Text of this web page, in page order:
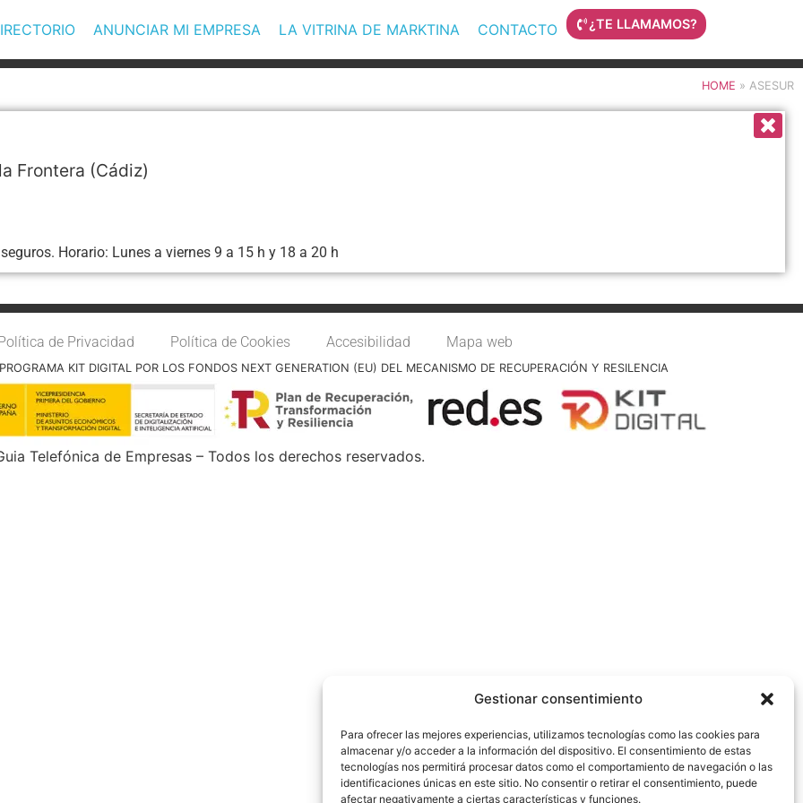
Gestionar consentimiento
Para ofrecer las mejores experiencias, utilizamos tecnologías como las cookies para
almacenar y/o acceder a la información del dispositivo. El consentimiento de estas
tecnologías nos permitirá procesar datos como el comportamiento de navegación o las
identificaciones únicas en este sitio. No consentir o retirar el consentimiento, puede
afectar negativamente a ciertas características y funciones.
ANUNCIAR MI EMPRESA LA VITRINA DE MARKTINA CONTACTO ¿TE LLAMAMOS?
HOME » ASESUR
Frontera (Cádiz)
Horario: Lunes a viernes 9 a 15 h y 18 a 20 h
de Privacidad Política de Cookies Accesibilidad Mapa web
KIT DIGITAL POR LOS FONDOS NEXT GENERATION (EU) DEL MECANISMO DE RECUPERACIÓN Y RESILENCIA
Telefónica de Empresas – Todos los derechos reservados.